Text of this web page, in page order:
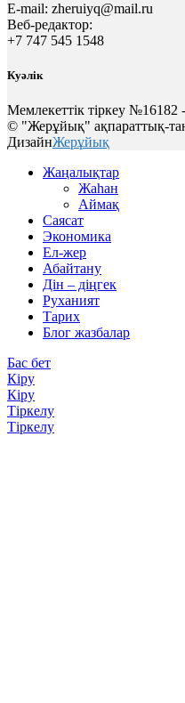
E-mail: zheruiyq@mail.ru
Веб-редактор:
+7 747 545 1548
Куәлік
Мемлекеттік тіркеу
© "Жерұйық" ақпараттық-
ДизайнЖерұйық
Жаңалықтар
Жаһан
Аймақ
Саясат
Экономика
Ел-жер
Абайтану
Дін – діңгек
Руханият
Тарих
Блог жазбалар
Бас бет
Кіру
Кіру
Тіркелу
Тіркелу